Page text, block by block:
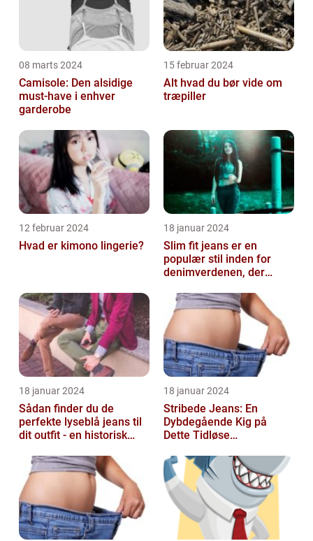
08 marts 2024
Camisole: Den alsidige
must-have i enhver
garderobe
15 februar 2024
Alt hvad du bør vide om
træpiller
12 februar 2024
Hvad er kimono lingerie?
18 januar 2024
Slim fit jeans er en
populær stil inden for
denimverdenen, der
personer, der ønsk...
18 januar 2024
Sådan finder du de
perfekte lyseblå jeans til
dit outfit - en historisk
fash...
18 januar 2024
Stribede Jeans: En
Dybdegående Kig på
Dette Tidløse